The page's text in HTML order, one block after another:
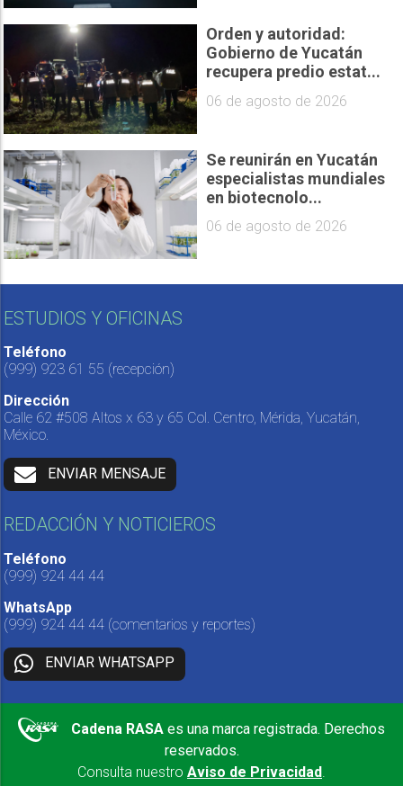
Orden y autoridad:
Gobierno de Yucatán
recupera predio estat...
06 de agosto de 2026
Se reunirán en Yucatán
especialistas mundiales
en biotecnolo...
06 de agosto de 2026
ESTUDIOS Y OFICINAS
Teléfono
(999) 923 61 55 (recepción)
Dirección
Calle 62 #508 Altos x 63 y 65 Col. Centro, Mérida, Yucatán,
México.
ENVIAR MENSAJE
REDACCIÓN Y NOTICIEROS
Teléfono
(999) 924 44 44
WhatsApp
(999) 924 44 44 (comentarios y reportes)
ENVIAR WHATSAPP
Cadena RASA es una marca registrada. Derechos
reservados.
Consulta nuestro Aviso de Privacidad.